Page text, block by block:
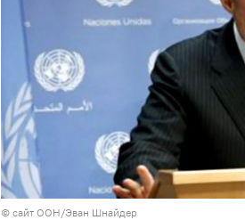
© сайт ООН/Эван Шнайдер